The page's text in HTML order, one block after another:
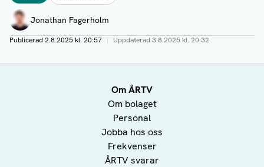
Författare
Jonathan Fagerholm
Publicerad2.8.2025 kl. 20:57 | Uppdaterad3.8.2025 kl. 20:32
Om ÅRTV
Om bolaget
Personal
Jobba hos oss
Frekvenser
ÅRTV svarar